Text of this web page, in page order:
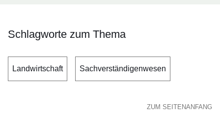
Schlagworte zum Thema
Landwirtschaft Sachverständigenwesen
ZUM SEITENANFANG